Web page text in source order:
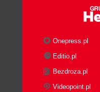
Onepress.pl
Editio.pl
Bezdroza.pl
Videopoint.pl